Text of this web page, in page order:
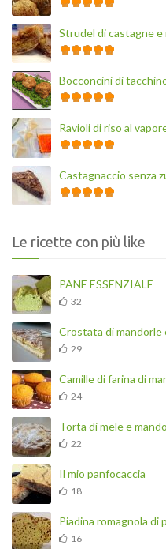
Strudel di castagne e
Bocconcini di
Ravioli di riso al
Castagnaccio senza
Le ricette con più like
PANE ESSENZIALE
32
Crostata di mandorle
29
Camille di farina di
24
Torta di mele e
22
Il mio panfocaccia
18
Piadina romagnola di
16